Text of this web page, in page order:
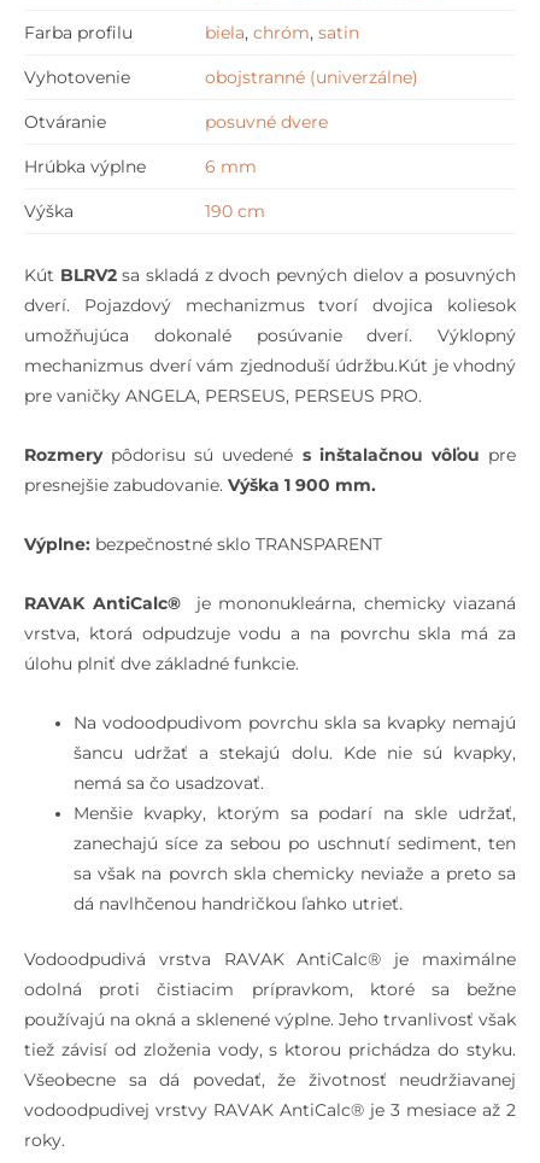
Farba profilu biela, chróm, satin
Vyhotovenie obojstranné (univerzálne)
Otváranie posuvné dvere
Hrúbka výplne 6 mm
Výška 190 cm
Kút BLRV2sa skladá z dvoch pevných dielov a posuvných
dverí. Pojazdový mechanizmus tvorí dvojica koliesok
umožňujúca dokonalé posúvanie dverí. Výklopný
mechanizmus dverí vám zjednoduší údržbu.Kút je vhodný
pre vaničky ANGELA, PERSEUS, PERSEUS PRO.
Rozmerypôdorisu sú uvedené s inštalačnou vôľou pre
presnejšie zabudovanie. Výška 1 900 mm.
Výplne: bezpečnostné sklo TRANSPARENT
RAVAK AntiCalc® je mononukleárna, chemicky viazaná
vrstva, ktorá odpudzuje vodu a na povrchu skla má za
úlohu plniť dve základné funkcie.
Na vodoodpudivom povrchu skla sa kvapky nemajú
šancu udržať a stekajú dolu. Kde nie sú kvapky,
nemá sa čo usadzovať.
Menšie kvapky, ktorým sa podarí na skle udržať,
zanechajú síce za sebou po uschnutí sediment, ten
sa však na povrch skla chemicky neviaže a preto sa
dá navlhčenou handričkou ľahko utrieť.
Vodoodpudivá vrstva RAVAK AntiCalc® je maximálne
odolná proti čistiacim prípravkom, ktoré sa bežne
používajú na okná a sklenené výplne. Jeho trvanlivosť však
tiež závisí od zloženia vody, s ktorou prichádza do styku.
Všeobecne sa dá povedať, že životnosť neudržiavanej
vodoodpudivej vrstvy RAVAK AntiCalc® je 3 mesiace až 2
roky.